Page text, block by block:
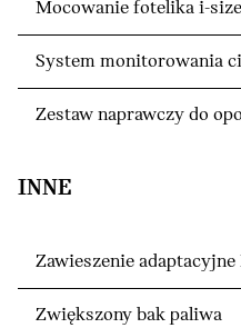
Mocowanie fotelika i-
System monitorowania
Zestaw naprawczy do
INNE
Zawieszenie adaptacyjne
Zwiększony bak paliwa